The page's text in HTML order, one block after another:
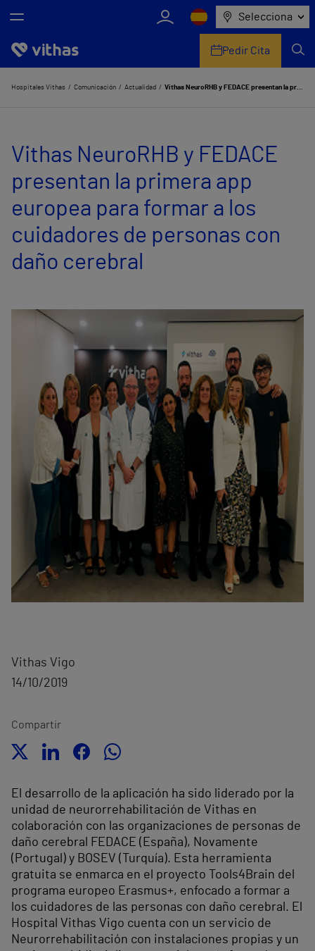
Selecciona
Nosotros
Servicios de salud
Equipo médico y asistencial
Información útil
Comunicación
Pedir Cita
Hospitales Vithas Comunicación Actualidad Vithas NeuroRHB y FEDACE presentan la primera app europea para formar a los cuidadores de personas con daño cerebral
Vithas NeuroRHB y FEDACE
presentan la primera app
europea para formar a los
cuidadores de personas con
daño cerebral
Vithas Vigo
14/10/2019
Compartir
El desarrollo de la aplicación ha sido liderado por la
unidad de neurorrehabilitación de Vithas en
colaboración con las organizaciones de personas de
daño cerebral FEDACE (España), Novamente
(Portugal) y BOSEV (Turquía). Esta herramienta
gratuita se enmarca en el proyecto Tools4Brain del
programa europeo Erasmus+, enfocado a formar a
los cuidadores de las personas con daño cerebral. El
Hospital Vithas Vigo cuenta con un servicio de
Neurorrehabilitación con instalaciones propias y un